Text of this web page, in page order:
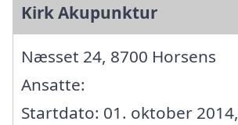
Kirk Akupunktur
Næsset 24, 8700 Horsens
Ansatte:
Startdato: 01. oktober 2014,